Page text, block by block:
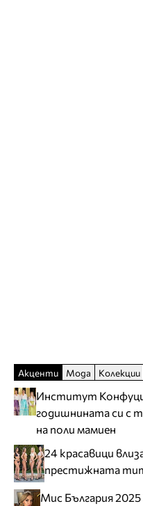
Акценти Мода Колекции
Институт
годишнината си с
на поли мамиен
24 красавици
престижната
Мис България